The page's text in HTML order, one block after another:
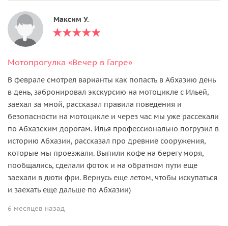
Максим У.
Мотопрогулка «Вечер в Гагре»
В феврале смотрел варианты как попасть в Абхазию день
в день, забронировал экскурсию на мотоцикле с Ильей,
заехал за мной, рассказал правила поведения и
безопасности на мотоцикле и через час мы уже рассекали
по Абхазским дорогам. Илья профессионально погрузил в
историю Абхазии, рассказал про древние сооружения,
которые мы проезжали. Выпили кофе на берегу моря,
пообщались, сделали фоток и на обратном пути еще
заехали в дюти фри. Вернусь еще летом, чтобы искупаться
и заехать еще дальше по Абхазии)
6 месяцев назад